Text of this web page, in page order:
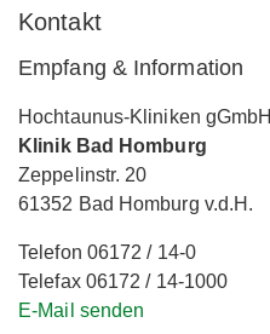
Kontakt
Empfang & Information
Hochtaunus-Kliniken gGmbH
Klinik Bad Homburg
Zeppelinstr. 20
61352 Bad Homburg v.d.H.
Telefon 06172 / 14-0
Telefax 06172 / 14-1000
E-Mail senden